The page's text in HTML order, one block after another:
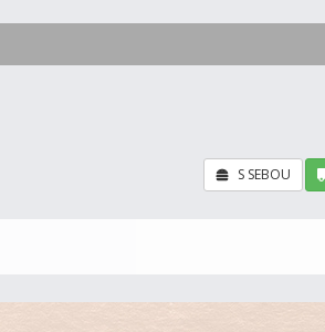
S SEBOU